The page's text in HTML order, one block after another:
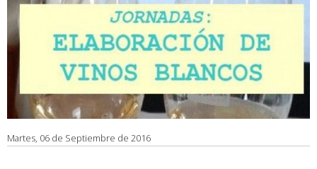
Martes, 06 de Septiembre de 2016